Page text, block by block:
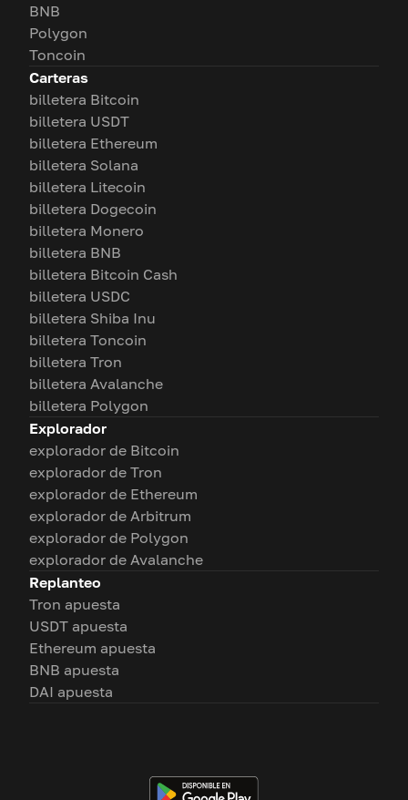
BNB
Polygon
Toncoin
Carteras
billetera Bitcoin
billetera USDT
billetera Ethereum
billetera Solana
billetera Litecoin
billetera Dogecoin
billetera Monero
billetera BNB
billetera Bitcoin Cash
billetera USDC
billetera Shiba Inu
billetera Toncoin
billetera Tron
billetera Avalanche
billetera Polygon
Explorador
explorador de Bitcoin
explorador de Tron
explorador de Ethereum
explorador de Arbitrum
explorador de Polygon
explorador de Avalanche
Replanteo
Tron apuesta
USDT apuesta
Ethereum apuesta
BNB apuesta
DAI apuesta